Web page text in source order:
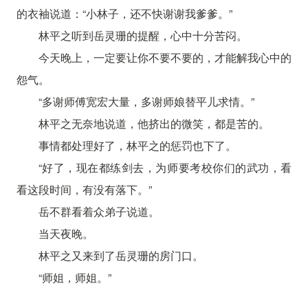
的衣袖说道：“小林子，还不快谢谢我爹爹。”
林平之听到岳灵珊的提醒，心中十分苦闷。
今天晚上，一定要让你不要不要的，才能解我心中的
怨气。
“多谢师傅宽宏大量，多谢师娘替平儿求情。”
林平之无奈地说道，他挤出的微笑，都是苦的。
事情都处理好了，林平之的惩罚也下了。
“好了，现在都练剑去，为师要考校你们的武功，看
看这段时间，有没有落下。”
岳不群看着众弟子说道。
当天夜晚。
林平之又来到了岳灵珊的房门口。
“师姐，师姐。”